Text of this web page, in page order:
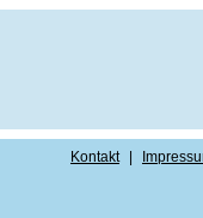
Kontakt